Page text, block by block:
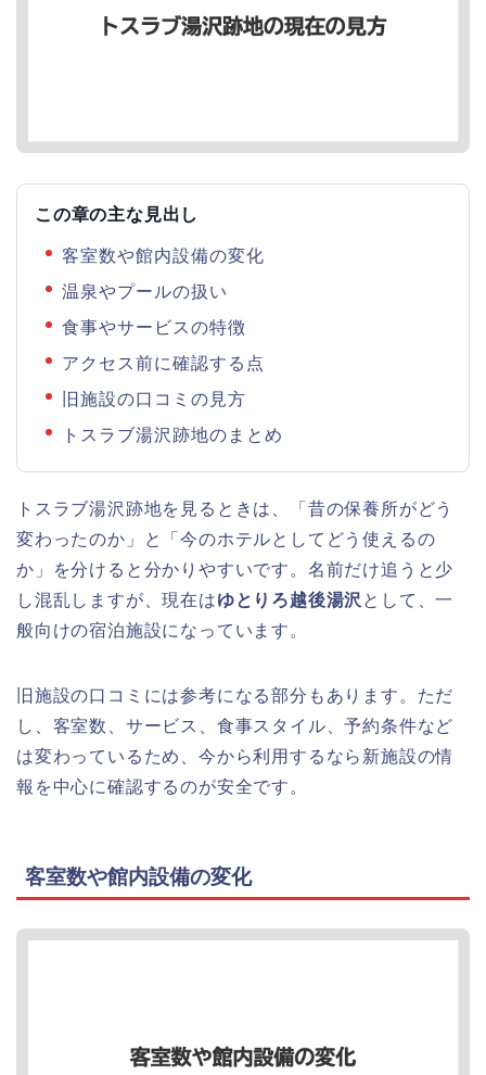
この章の主な見出し
客室数や館内設備の変化
温泉やプールの扱い
食事やサービスの特徴
アクセス前に確認する点
旧施設の口コミの見方
トスラブ湯沢跡地のまとめ
トスラブ湯沢跡地を見るときは、「昔の保養所がどう
変わったのか」と「今のホテルとしてどう使えるの
か」を分けると分かりやすいです。名前だけ追うと少
し混乱しますが、現在はゆとりろ越後湯沢 として、一
般向けの宿泊施設になっています。
旧施設の口コミには参考になる部分もあります。ただ
し、客室数、サービス、食事スタイル、予約条件など
は変わっているため、今から利用するなら新施設の情
報を中心に確認するのが安全です。
客室数や館内設備の変化